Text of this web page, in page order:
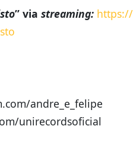
” via streaming:
andre_e_felipe
unirecordsoficial